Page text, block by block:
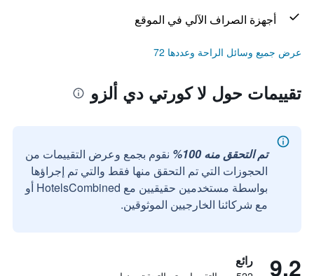
أجهزة الصراف الآلي في الموقع
عرض جميع وسائل الراحة وعددها 72
تقييمات حول لا كورتي دي ألزو
تم التحقق منه 100%
نقوم بجمع وعرض التقييمات من
الحجوزات التي تم التحقق منها فقط والتي تم إجراؤها
بواسطة مستخدمين حقيقيين مع HotelsCombined أو
مع شركائنا الخارجيين الموثوقين.
9.2 رائع